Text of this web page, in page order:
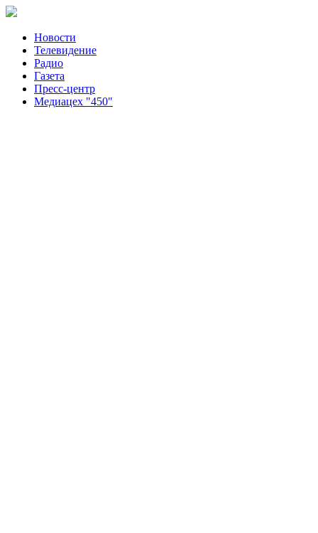
Новости
Телевидение
Радио
Газета
Пресс-центр
Медиацех "450"